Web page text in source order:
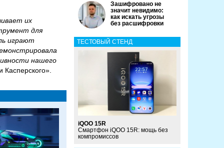
их
для
играют
нашего
Зашифровано не
значит невидимо:
как искать угрозы
без расшифровки
ТЕСТОВЫЙ СТЕНД
iQOO 15R
Смартфон iQOO 15R: мощь без
компромиссов